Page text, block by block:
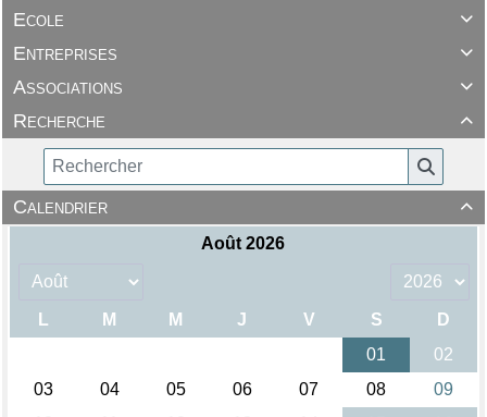

Ecole

Entreprises

Associations

Recherche

Calendrier